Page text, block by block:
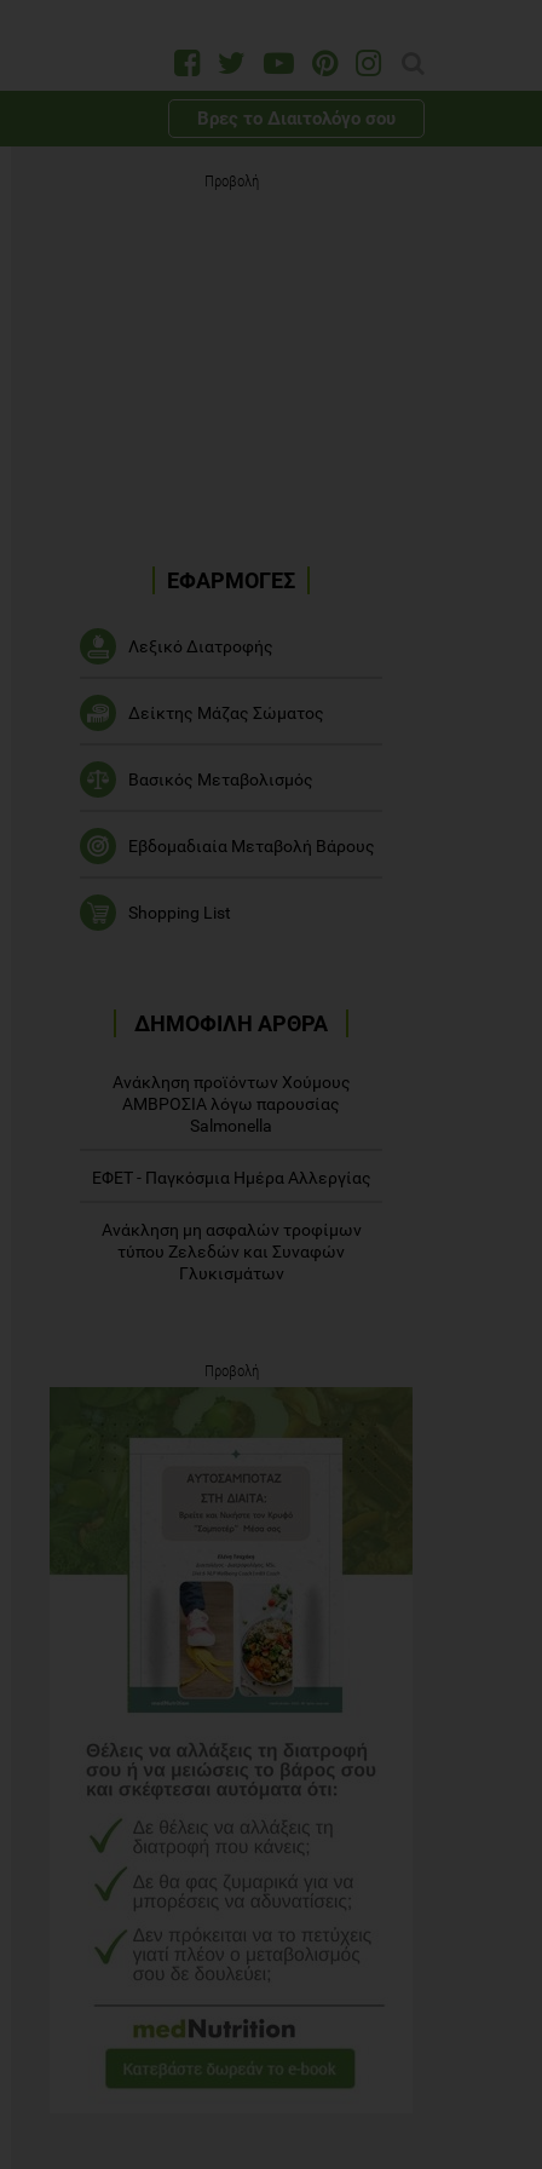
Βρες το Διαιτολόγο σου
Προβολή
ΔΗΜΟΦΙΛΗ ΑΡΘΡΑ
Ανάκληση προϊόντων Χούμους
ΑΜΒΡΟΣΙΑ λόγω παρουσίας
Salmonella
ΕΦΕΤ - Παγκόσμια Ημέρα Αλλεργίας
Ανάκληση μη ασφαλών τροφίμων
τύπου Ζελεδών και Συναφών
Γλυκισμάτων
ΕΦΑΡΜΟΓΕΣ
Λεξικό Διατροφής
Δείκτης Μάζας Σώματος
Βασικός Μεταβολισμός
Εβδομαδιαία Μεταβολή Βάρους
Shopping List
Προβολή